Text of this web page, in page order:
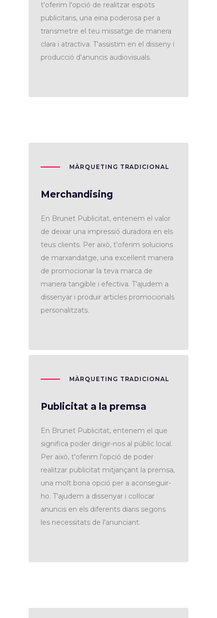
t'oferim l'opció de realitzar espots
publicitaris, una eina poderosa per a
transmetre el teu missatge de manera
clara i atractiva. T'assistim en el disseny i
producció d'anuncis audiovisuals.
MÀRQUETING TRADICIONAL
Merchandising
En Brunet Publicitat, entenem el valor
de deixar una impressió duradora en els
teus clients. Per això, t'oferim solucions
de marxandatge, una excel·lent manera
de promocionar la teva marca de
manera tangible i efectiva. T'ajudem a
dissenyar i produir articles promocionals
personalitzats.
MÀRQUETING TRADICIONAL
Publicitat a la premsa
En Brunet Publicitat, entenem el que
significa poder dirigir-nos al públic local.
Per això, t'oferim l'opció de poder
realitzar publicitat mitjançant la premsa,
una molt bona opció per a aconseguir-
ho. T'ajudem a dissenyar i col·locar
anuncis en els diferents diaris segons
les necessitats de l'anunciant.